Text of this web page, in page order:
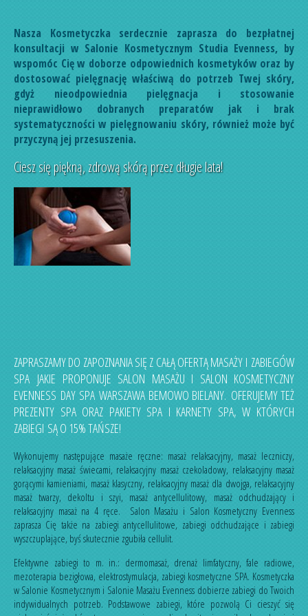
Nasza Kosmetyczka serdecznie zaprasza do bezpłatnej
konsultacji w Salonie Kosmetycznym Studia Evenness, by
wspomóc Cię w doborze odpowiednich kosmetyków oraz by
dostosować pielęgnację właściwą do potrzeb Twej skóry,
gdyż nieodpowiednia pielęgnacja i stosowanie
nieprawidłowo dobranych preparatów jak i brak
systematyczności w pielęgnowaniu skóry, również może być
przyczyną jej przesuszenia.
Ciesz się piękną, zdrową skórą przez długie lata!
ZAPRASZAMY DO ZAPOZNANIA SIĘ Z CAŁĄ OFERTĄ MASAŻY I ZABIEGÓW
SPA JAKIE PROPONUJE SALON MASAŻU I SALON KOSMETYCZNY
EVENNESS DAY SPA WARSZAWA BEMOWO BIELANY. OFERUJEMY TEŻ
PREZENTY SPA ORAZ PAKIETY SPA I KARNETY SPA, W KTÓRYCH
ZABIEGI SĄ O 15% TAŃSZE!
Wykonujemy następujące masaże ręczne: masaż relaksacyjny, masaż leczniczy,
relaksacyjny masaż świecami, relaksacyjny masaż czekoladowy, relaksacyjny masaż
gorącymi kamieniami, masaż klasyczny, relaksacyjny masaż dla dwojga, relaksacyjny
masaż twarzy, dekoltu i szyi, masaż antycellulitowy, masaż odchudzającyi
relaksacyjny masaż na 4 ręce. Salon Masażu i Salon Kosmetyczny Evenness
zaprasza Cię także na zabiegi antycellulitowe, zabiegi odchudzające i zabiegi
wyszczuplające, byś skutecznie zgubiła cellulit.
Efektywne zabiegi to m. in.: dermomasaż, drenaż limfatyczny,fale radiowe,
mezoterapia bezigłowa, elektrostymulacja, zabiegi kosmetyczne SPA. Kosmetyczka
w Salonie Kosmetycznym i Salonie Masażu Evenness dobierze zabiegi do Twoich
indywidualnych potrzeb. Podstawowe zabiegi, które pozwolą Ci cieszyć się